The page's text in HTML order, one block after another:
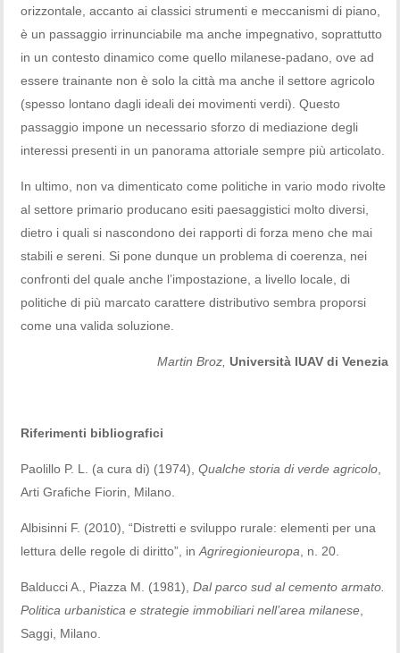
orizzontale, accanto ai classici strumenti e meccanismi di piano,
è un passaggio irrinunciabile ma anche impegnativo, soprattutto
in un contesto dinamico come quello milanese-padano, ove ad
essere trainante non è solo la città ma anche il settore agricolo
(spesso lontano dagli ideali dei movimenti verdi). Questo
passaggio impone un necessario sforzo di mediazione degli
interessi presenti in un panorama attoriale sempre più articolato.
In ultimo, non va dimenticato come politiche in vario modo rivolte
al settore primario producano esiti paesaggistici molto diversi,
dietro i quali si nascondono dei rapporti di forza meno che mai
stabili e sereni. Si pone dunque un problema di coerenza, nei
confronti del quale anche l’impostazione, a livello locale, di
politiche di più marcato carattere distributivo sembra proporsi
come una valida soluzione.
Martin Broz, Università IUAV di Venezia
Riferimenti bibliografici
Paolillo P. L. (a cura di) (1974),Qualche storia di verde agricolo
Arti Grafiche Fiorin, Milano.
Albisinni F. (2010), “Distretti e sviluppo rurale: elementi per una
lettura delle regole di diritto”, inAgriregionieuropa , n. 20.
Balducci A., Piazza M. (1981),Dal parco sud al cemento armato.
Politica urbanistica e strategie immobiliari nell’area milanese
Saggi, Milano.